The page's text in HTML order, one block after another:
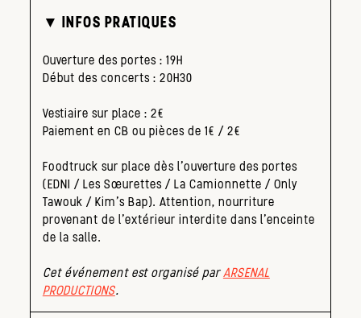
▼ INFOS PRATIQUES
Ouverture des portes : 19H
Début des concerts : 20H30
Vestiaire sur place : 2€
Paiement en CB ou pièces de 1€ / 2€
Foodtruck sur place dès l’ouverture des portes
(EDNI / Les Sœurettes / La Camionnette / Only
Tawouk / Kim’s Bap). Attention, nourriture
provenant de l’extérieur interdite dans l’enceinte
de la salle.
Cet événement est organisé parARSENAL
PRODUCTIONS.